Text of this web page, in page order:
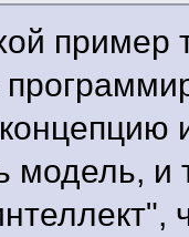
пример
модель,